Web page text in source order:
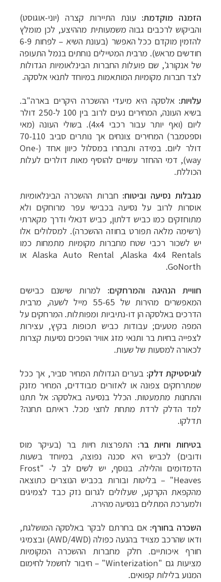
הזמנה מוקדמת: עונת התיירות קצרה (יוני-אוגוסט)
והביקוש לרכבים גבוה משמעותית מההיצע, לכן מומלץ
להזמין מוקדם ככל האפשר (בעונת השיא – לפחות 6-9
חודשים מראש). מרבית המטיילים נוחתים בנמל התעופה
של אנקורג', שם פועלות החברות הבינלאומיות הגדולות
לצד חברות מקומיות המותאמות במיוחד לתנאי אלסקה.
עלויות: אלסקה היא מיעדי ההשכרה היקרים בארה"ב.
בשיא העונה, המחירים נעים לרוב בין 100 ל-250 דולר
ליום (ואף יותר עבור רכבי 4x4). בשולי העונה (מאי
וספטמבר) המחירים צונחים אך נותרים סביב 70-110
דולר ליום. במידה ותבחרו במסלול כיוון אחד (One-
way), דמי ההחזר עשויים להוסיף מאות דולרים לעלות
הכוללת.
מגבלות נסיעה וביטוח: חברות ההשכרה הבינלאומיות
אוסרות לרוב על נסיעה בכבישי עפר מרוחקים ולא
מתוחזקים כמו כביש דלתון, כביש דנאלי ודרך מקארתי
(רשימה מלאה תפורט בחוזה ההשכרה). למסלולים אלו
יש לשכור רכבי שטח מחברות מקומיות מתמחות כמו
Alaska 4x4 Rentals
,
Alaska Auto Rental או
GoNorth
.
חוויית הנהיגה והמרחקים: למרות שישנם כבישים
המאפשרים מהירות של 55-65 מייל לשעה, מרבית
הדרכים באלסקה הן דו-נתיביות ומפותלות. המרחקים על
המפה מטעים; עבודות כביש תכופות בקיץ, עצירות
לצפייה בחיות בר ותנאי מזג אוויר הופכים נסיעות קצרות
לכאורה למסעות של שעות.
לוגיסטיקת דלק: בערים הגדולות המחיר סביר, אך ככל
שמתרחקים צפונה או לאזורים מבודדים, המחיר מזנק
והתחנות מתמעטות. הכלל בנסיעה באלסקה: אל תתנו
למד הדלק לרדת מתחת לחצי מכל. ראיתם תחנה?
תדלקו.
בטיחות וחיות בר: התפרצות חיות בר (בעיקר מוס
ודובים) לכביש היא סכנה נפוצה, במיוחד בשעות
הדמדומים והלילה. בנוסף, יש לשים לב ל- "Frost
Heaves" – בליטות ובורות בכביש הנוצרים כתוצאה
מהקפאת הקרקע, שעלולים לגרום נזק כבד לצמיגים
ולמערכת המתלים בנסיעה מהירה.
השכרה בחורף: אם בחרתם לבקר באלסקה המושלגת,
ודאו שהרכב מצויד בהנעה כפולה (AWD/4WD) ובצמיגי
חורף איכותיים. חלק מחברות ההשכרה המקומיות
מציעות גם "Winterization" – חיבור לחשמל לחימום
המנוע בלילות קפואים.